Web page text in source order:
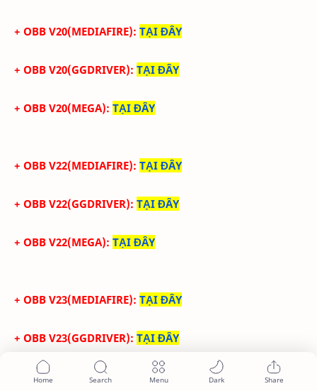
+ OBB V20(MEDIAFIRE): TẠI ĐÂY
+ OBB V20(GGDRIVER): TẠI ĐÂY
+ OBB V20(MEGA): TẠI ĐÂY
+ OBB V22(MEDIAFIRE): TẠI ĐÂY
+ OBB V22(GGDRIVER): TẠI ĐÂY
+ OBB V22(MEGA): TẠI ĐÂY
+ OBB V23(MEDIAFIRE): TẠI ĐÂY
+ OBB V23(GGDRIVER): TẠI ĐÂY
+ OBB V23(MEGA): TẠI ĐÂY